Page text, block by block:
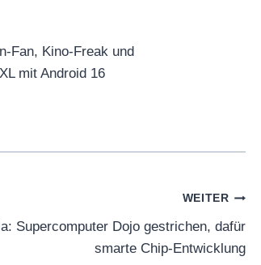
Fan, Kino-Freak und
mit Android 16
WEITER
Supercomputer Dojo gestrichen, dafür
smarte Chip-Entwicklung